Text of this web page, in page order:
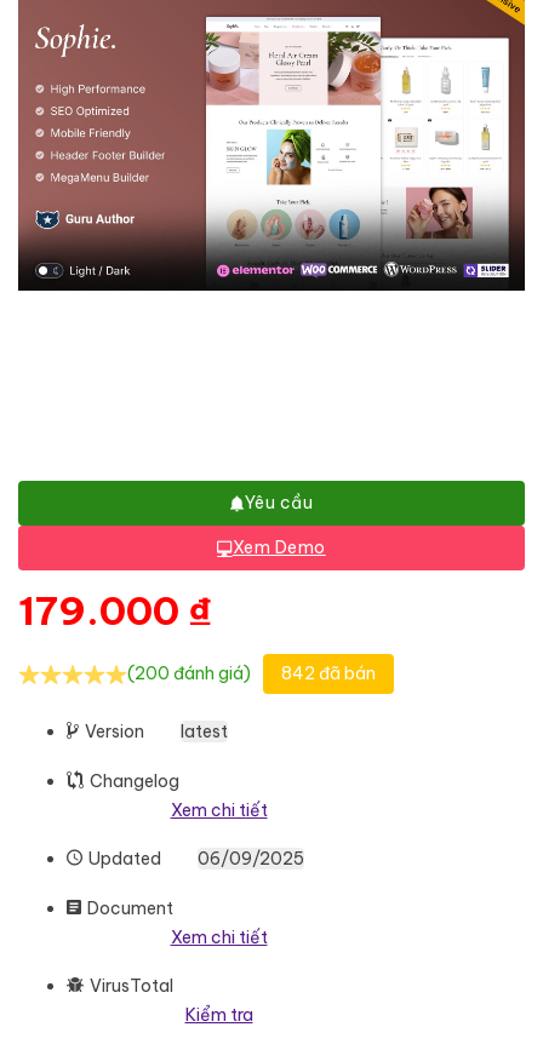
Yêu cầu
Xem Demo
179.000 ₫
(200 đánh giá) 842 đã bán
Version latest
Changelog
Xem chi tiết
Updated 06/09/2025
Document
Xem chi tiết
VirusTotal
Kiểm tra